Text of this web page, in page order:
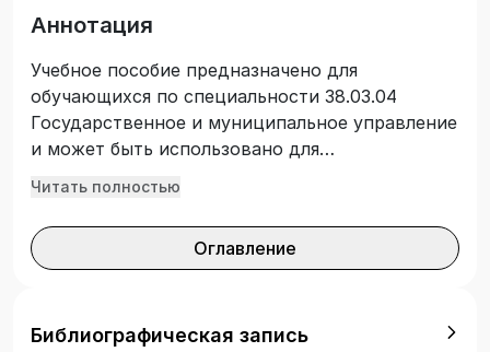
Аннотация
Учебное пособие предназначено для
обучающихся по специальности 38.03.04
Государственное и муниципальное управление
и может быть использовано для
самостоятельного изучения дисциплины.
теоретический курс основ современных
методов математического моделирования и
математического моделирования в управлении
Читать полностью
Оглавление
Библиографическая запись